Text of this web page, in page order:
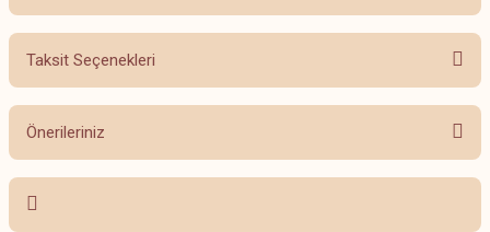
Taksit Seçenekleri
Önerileriniz
Bu ürünün fiyat bilgisi, resim, ürün açıklamalarında ve diğer konularda
yetersiz gördüğünüz noktaları öneri formunu kullanarak tarafımıza